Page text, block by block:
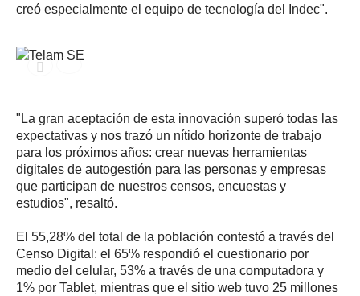
creó especialmente el equipo de tecnología del Indec".
"La gran aceptación de esta innovación superó todas las
expectativas y nos trazó un nítido horizonte de trabajo
para los próximos años: crear nuevas herramientas
digitales de autogestión para las personas y empresas
que participan de nuestros censos, encuestas y
estudios", resaltó.
El 55,28% del total de la población contestó a través del
Censo Digital: el 65% respondió el cuestionario por
medio del celular, 53% a través de una computadora y
1% por Tablet, mientras que el sitio web tuvo 25 millones